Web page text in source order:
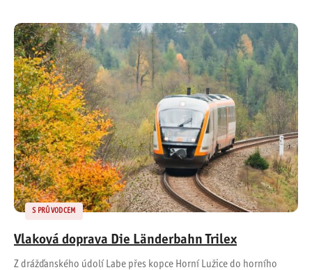
S PRŮVODCEM
Vlaková doprava Die Länderbahn Trilex
Z drážďanského údolí Labe přes kopce Horní Lužice do horního